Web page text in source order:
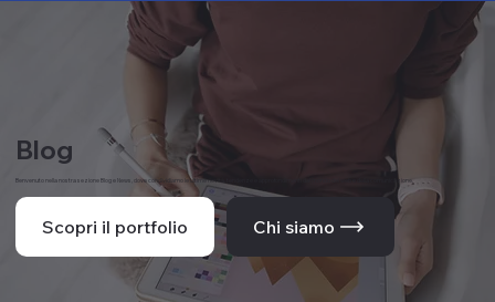
Blog
Benvenuto nella nostra sezione Blog e News, dove condividiamo le ultime novità, tendenze e approfondimenti dal mondo del web e della comunicazione.
Scopri il portfolio Chi siamo